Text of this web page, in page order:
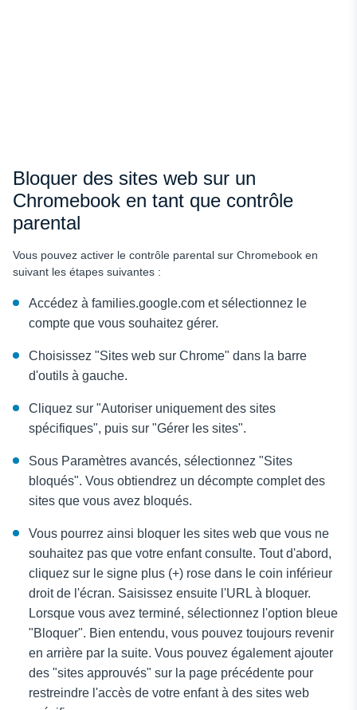
Bloquer des sites web sur un
Chromebook en tant que contrôle
parental
Vous pouvez activer le contrôle parental sur Chromebook en
suivant les étapes suivantes :
Accédez à families.google.com et sélectionnez le
compte que vous souhaitez gérer.
Choisissez "Sites web sur Chrome" dans la barre
d'outils à gauche.
Cliquez sur "Autoriser uniquement des sites
spécifiques", puis sur "Gérer les sites".
Sous Paramètres avancés, sélectionnez "Sites
bloqués". Vous obtiendrez un décompte complet des
sites que vous avez bloqués.
Vous pourrez ainsi bloquer les sites web que vous ne
souhaitez pas que votre enfant consulte. Tout d'abord,
cliquez sur le signe plus (+) rose dans le coin inférieur
droit de l'écran. Saisissez ensuite l'URL à bloquer.
Lorsque vous avez terminé, sélectionnez l'option bleue
"Bloquer". Bien entendu, vous pouvez toujours revenir
en arrière par la suite. Vous pouvez également ajouter
des "sites approuvés" sur la page précédente pour
restreindre l'accès de votre enfant à des sites web